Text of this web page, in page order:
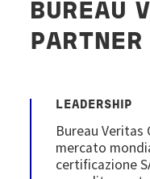
BUREAU
LEADERSHIP
Bureau
mercato
certificazione